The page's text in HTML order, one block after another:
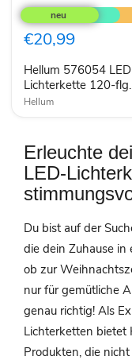
576054
LED-
Lichterkette
120-
€20,99
Hellum 576054
Lichterkette 120-flg.
Hellum
Erleuchte
LED-
Du bist auf der
die dein Zuhause
ob zur
nur für gemütliche
genau richtig! Als
Lichterketten bietet
Produkten, die